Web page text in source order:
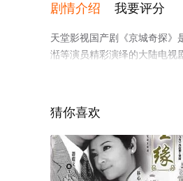
剧情介绍 我要评分
天堂影视国产剧《京城奇探》
湉等演员精彩演绎的大陆电视
热播电视剧提前免费观看，
猜你喜欢